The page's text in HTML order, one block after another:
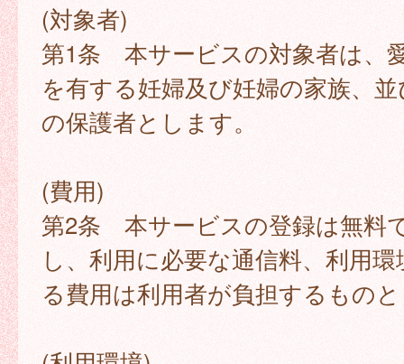
(対象者)
第1条 本サービスの対象者は、
を有する妊婦及び妊婦の家族、
の保護者とします。
(費用)
第2条 本サービスの登録は無料
し、利用に必要な通信料、利用
る費用は利用者が負担するもの